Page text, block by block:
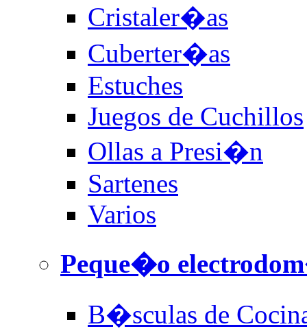
Cristaler�as
Cuberter�as
Estuches
Juegos de Cuchillos
Ollas a Presi�n
Sartenes
Varios
Peque�o
B�sculas de